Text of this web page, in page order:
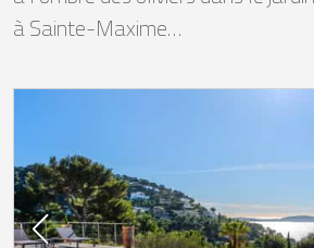
à Sainte-Maxime…